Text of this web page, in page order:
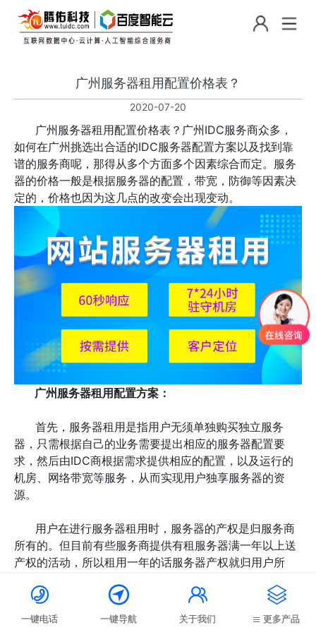
广州服务器租用配置价格表？
2020-07-20
广州服务器租用配置价格表？广州IDC服务商众多，
如何在广州挑选出合适的IDC服务器配置方案以及找到靠
谱的服务商呢，那得从多个方面多个因素综合而定。服务
器的价格一般是根据服务器的配置，带宽，防御等因素决
定的，价格也因为这几点的改变会出现变动。
广州服务器租用配置方案：
首先，服务器租用是指用户无须单独购买独立服务
器，只需根据自己的业务需要提出相应的服务器配置要
求，然后由IDC商根据需求提供相应的配置，以及运行的
机房、网络带宽等服务，从而实现用户独享服务器的资
源。
用户在进行服务器租用时，服务器的产权是归服务商
所有的。但目前有些服务商提供有租服务器满一年以上送
产权的活动，所以租用一年的话服务器产权就归用户所
给服务商继续维护，只要需要付一定的托管费用即可。

一键电话

一键导航

关于我们

更多产品